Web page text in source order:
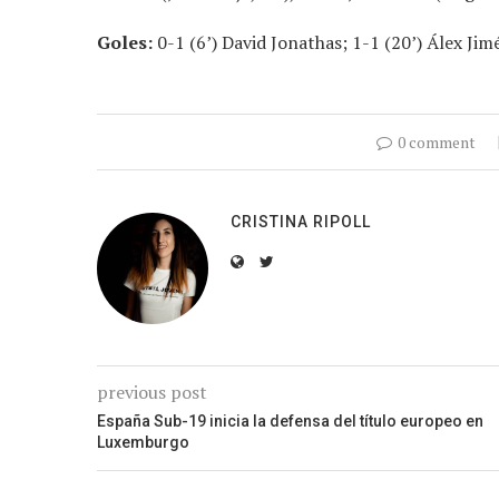
Goles: 0-1 (6’) David Jonathas; 1-1 (20’) Álex
0 comment
CRISTINA RIPOLL
previous post
España Sub-19 inicia la defensa del título europeo en
Luxemburgo